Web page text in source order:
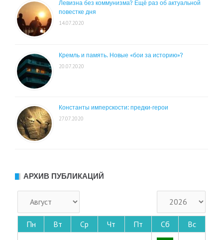
Левизна без коммунизма? Ещё раз об актуальной
повестке дня
14.07.2020
Кремль и память. Новые «бои за историю»?
20.07.2020
Константы имперскости: предки-герои
27.07.2020
АРХИВ ПУБЛИКАЦИЙ
Пн Вт Ср Чт Пт Сб Вс